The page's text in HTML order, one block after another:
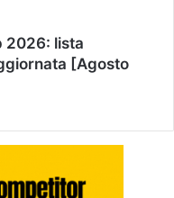
2026: lista
[Agosto